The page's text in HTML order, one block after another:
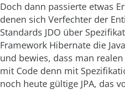
Doch dann passierte etwas
denen sich Verfechter der
Standards JDO über
Framework Hibernate die
und bewies, dass man
mit Code denn mit
noch heute gültige JPA, das